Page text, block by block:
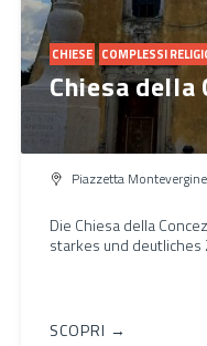
CHIESE COMPLESSI
Chiesa della
Piazzetta
Die Chiesa della
starkes und
SCOPRI →